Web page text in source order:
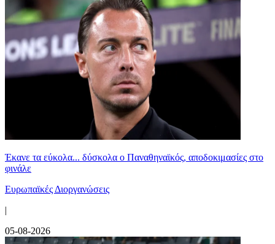
Έκανε τα εύκολα... δύσκολα ο Παναθηναϊκός, αποδοκιμασίες στο
φινάλε
Ευρωπαϊκές Διοργανώσεις
|
05-08-2026